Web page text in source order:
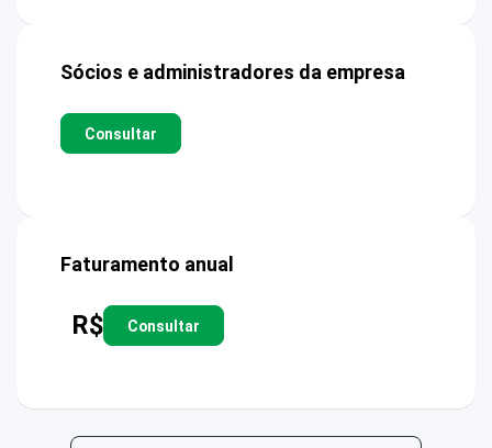
Sócios e administradores da empresa
Consultar
Faturamento anual
R$ Consultar